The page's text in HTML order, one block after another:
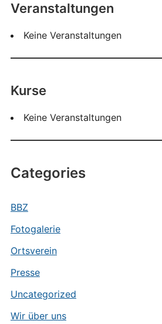
Veranstaltungen
Keine Veranstaltungen
Kurse
Keine Veranstaltungen
Categories
BBZ
Fotogalerie
Ortsverein
Presse
Uncategorized
Wir über uns